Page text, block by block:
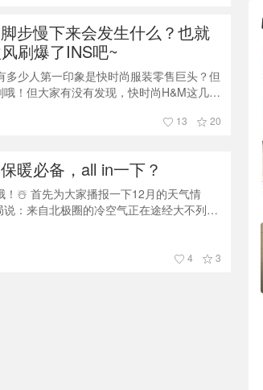
步慢下来会发生什么？也就
刷爆了INS吧~
多少人第一印象是快时尚服装零售巨头？但
！但大家有没有发现，快时尚H&M这几年
匆忙的生活节奏里，开始推崇一种精致生
推出了Arket就是快时尚缓步慢走的产物~
13 20
暖必备，all in一下？
！☃️ 首先为大家播报一下12月的天气情
：来自北极圈的冷空气正在途经大不列颠
个月就能期待下雪了呢？嘻嘻，想想还有
期待一下😎话说回来，最近温度骤降，天
4 3